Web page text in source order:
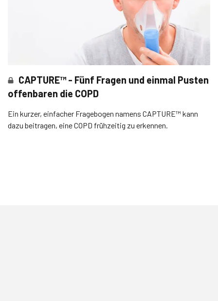
CAPTURE™ - Fünf Fragen und einmal Pusten
offenbaren die COPD
Ein kurzer, einfacher Fragebogen namens CAPTURE™ kann
dazu beitragen, eine COPD frühzeitig zu erkennen.